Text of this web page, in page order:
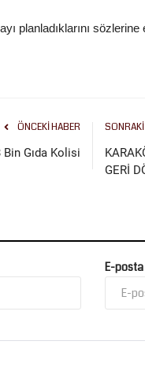
planladıklarını sözlerine
ÖNCEKI HABER
Gıda Kolisi
GERİ
E-
ABD-